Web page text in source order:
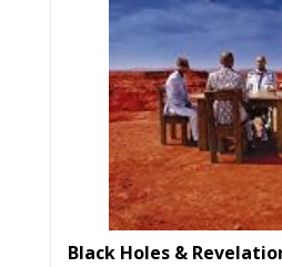
Black Holes &